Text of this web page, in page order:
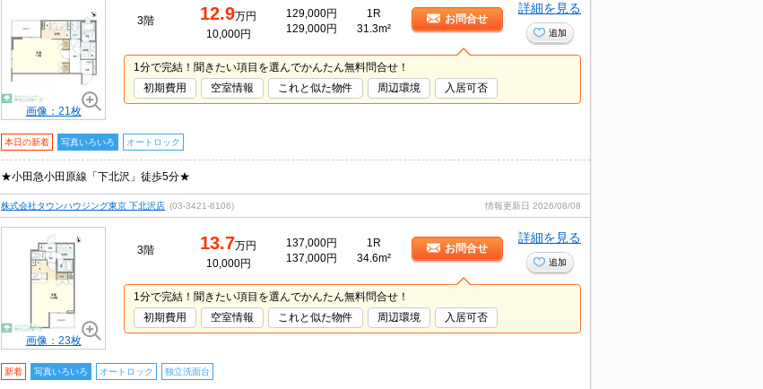
画像：21枚
3階 12.9万円
10,000円
129,000円
129,000円
1R
31.3m²
お問合せ
詳細を見る
追加
1分で完結！聞きたい項目を選んでかんたん無料問合せ！
初期費用
空室情報 これと似た物件 周辺環境 入居可否
本日の新着 写真いろいろ オートロック
★小田急小田原線「下北沢」徒歩5分★
株式会社タウンハウジング東京 下北沢店 (03-3421-6106) 情報更新日 2026/08/08
画像：23枚
3階 13.7万円
10,000円
137,000円
137,000円
1R
34.6m²
お問合せ
詳細を見る
追加
1分で完結！聞きたい項目を選んでかんたん無料問合せ！
初期費用
空室情報 これと似た物件 周辺環境 入居可否
新着 写真いろいろ オートロック 独立洗面台